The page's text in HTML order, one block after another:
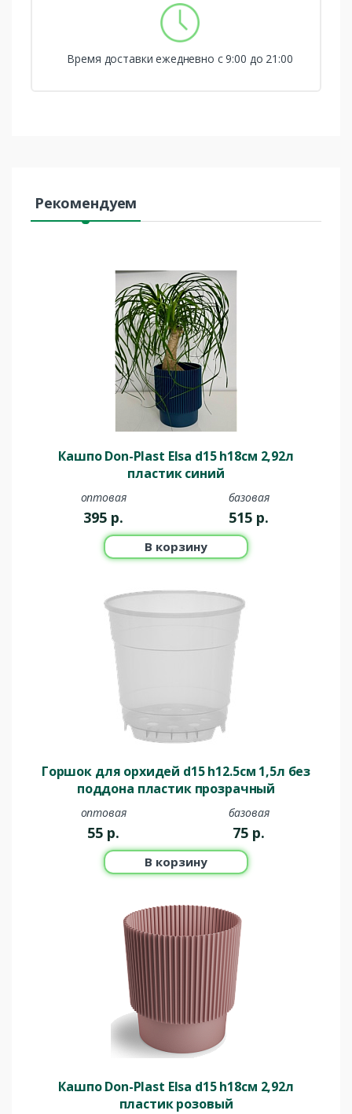
Время доставки ежедневно с 9:00 до 21:00
Рекомендуем
Кашпо Don-Plast Elsa d15 h18см 2,92л
пластик синий
оптовая
395 р.
базовая
515 р.
В корзину
Горшок для орхидей d15 h12.5см 1,5л без
поддона пластик прозрачный
оптовая
55 р.
базовая
75 р.
В корзину
Кашпо Don-Plast Elsa d15 h18см 2,92л
пластик розовый